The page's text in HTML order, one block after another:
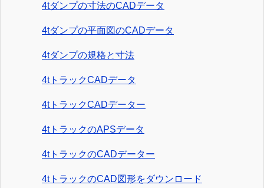
4tダンプの寸法のCADデータ
4tダンプの平面図のCADデータ
4tダンプの規格と寸法
4tトラックCADデータ
4tトラックCADデーター
4tトラックのAPSデータ
4tトラックのCADデーター
4tトラックのCAD図形をダウンロード